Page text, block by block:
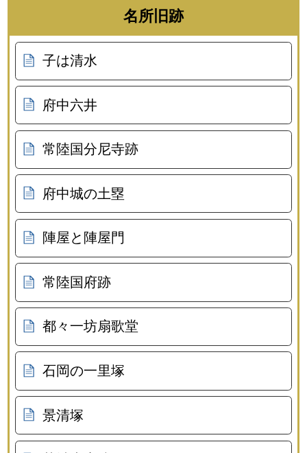
名所旧跡
子は清水
府中六井
常陸国分尼寺跡
府中城の土塁
陣屋と陣屋門
常陸国府跡
都々一坊扇歌堂
石岡の一里塚
景清塚